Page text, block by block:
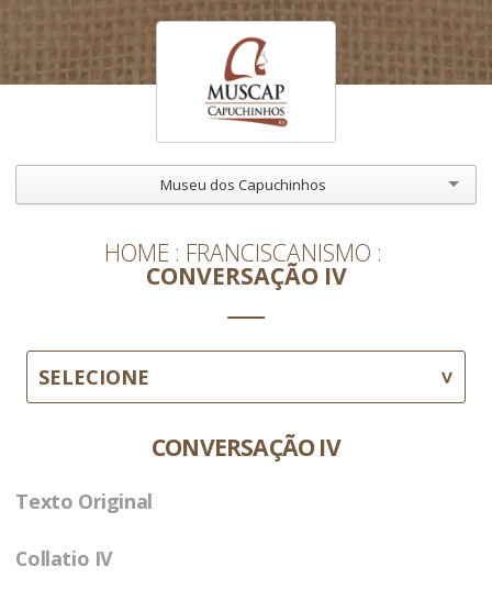
Museu dos Capuchinhos
HOME FRANCISCANISMO
CONVERSAÇÃO IV
SELECIONE
CONVERSAÇÃO IV
Texto Original
Collatio IV